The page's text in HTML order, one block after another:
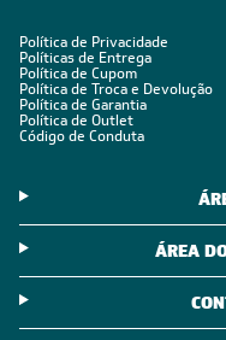
Política de Privacidade
Políticas de Entrega
Política de Cupom
Política de Troca e Devolução
Política de Garantia
Política de Outlet
Código de Conduta
ÁREA